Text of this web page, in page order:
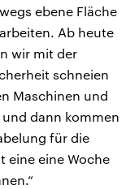
ebene Fläche
Ab heute
wir mit der
schneien
Maschinen und
dann kommen
für die
eine eine Woche